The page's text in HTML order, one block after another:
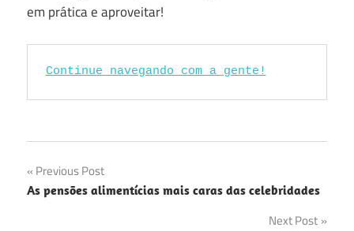
em prática e aproveitar!
Continue navegando com a gente!
Navegação
de
Previous Post
As pensões alimentícias mais caras das celebridades
Next Post